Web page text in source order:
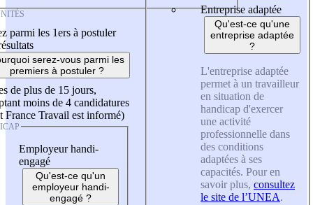
parmi les 1ers à postuler
serez-vous parmi les
premiers à postuler ?
de plus de 15 jours,
moins de 4 candidatures
France Travail est informé)
Employeur handi-
engagé
Qu'est-ce qu'un
employeur handi-
engagé ?
Entreprise adaptée
Qu'est-ce qu'une
entreprise adaptée
?
L'entreprise adaptée
permet à un travailleur
en situation de
handicap d'exercer
une activité
professionnelle dans
des conditions
adaptées à ses
capacités. Pour en
savoir plus, consultez
le site de l’UNEA.